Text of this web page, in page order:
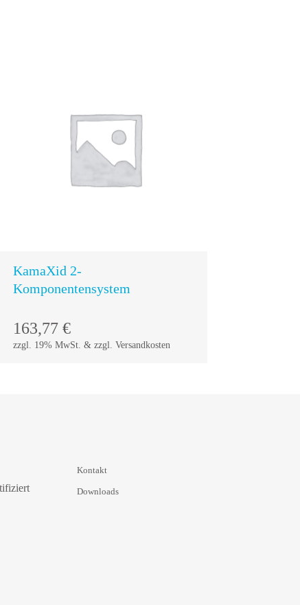
KamaXid 2-
Komponentensystem
163,77 €
zzgl. 19% MwSt. & zzgl. Versandkosten
Kontakt
Downloads